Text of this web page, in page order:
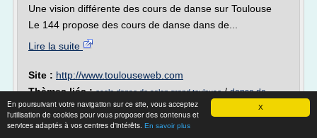
X
En poursuivant votre navigation sur ce site, vous acceptez
l'utilisation de cookies pour vous proposer des contenus et
services adaptés à vos centres d'intérêts. En savoir plus
Une vision différente des cours de danse sur Toulouse
Le 144 propose des cours de danse dans de...
Lire la suite
Site : http://www.toulouseweb.com
Thèmes liés :ecole danse de salon grand toulouse/danse de
salon cours toulouse/soiree danse salon toulouse
ecole danse
salon toulouse/spectacle danse de salon toulouse